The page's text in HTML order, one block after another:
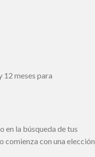
meses para
en la búsqueda de tus
comienza con una elección